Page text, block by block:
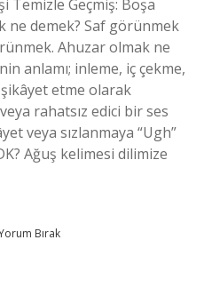
Temizle Geçmiş: Boşa
ne demek? Saf görünmek
Ahuzar olmak ne
anlamı; inleme, iç çekme,
şikâyet etme olarak
rahatsız edici bir ses
veya sızlanmaya “Ugh”
Ağuş kelimesi dilimize
Bırak